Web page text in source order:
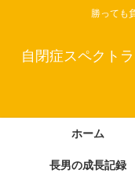
勝っても
自閉症スペクト
ホーム
長男の成長記録